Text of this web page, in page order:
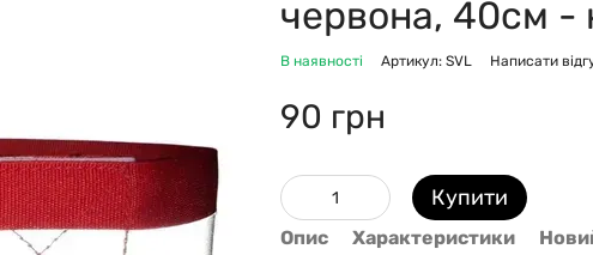
червона, 40см -
В наявності Артикул: SVL Написати
90 грн
Купити
Опис Характеристики